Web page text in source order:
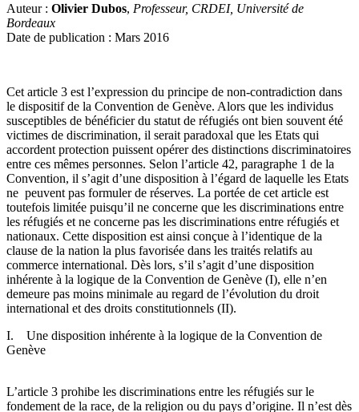
Auteur : Olivier Dubos, Professeur, CRDEI, Université de
Bordeaux
Date de publication : Mars 2016
Cet article 3 est l’expression du principe de non-contradiction dans
le dispositif de la Convention de Genève. Alors que les individus
susceptibles de bénéficier du statut de réfugiés ont bien souvent été
victimes de discrimination, il serait paradoxal que les Etats qui
accordent protection puissent opérer des distinctions discriminatoires
entre ces mêmes personnes. Selon l’article 42, paragraphe 1 de la
Convention, il s’agit d’une disposition à l’égard de laquelle les Etats
ne peuvent pas formuler de réserves. La portée de cet article est
toutefois limitée puisqu’il ne concerne que les discriminations entre
les réfugiés et ne concerne pas les discriminations entre réfugiés et
nationaux. Cette disposition est ainsi conçue à l’identique de la
clause de la nation la plus favorisée dans les traités relatifs au
commerce international. Dès lors, s’il s’agit d’une disposition
inhérente à la logique de la Convention de Genève (I), elle n’en
demeure pas moins minimale au regard de l’évolution du droit
international et des droits constitutionnels (II).
I. Une disposition inhérente à la logique de la Convention de
Genève
L’article 3 prohibe les discriminations entre les réfugiés sur le
fondement de la race, de la religion ou du pays d’origine. Il n’est dès